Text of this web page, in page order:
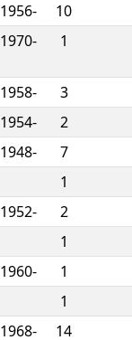
1956-
10
1970- 1
1958-
3
1954-
2
1948-
7
1
1952-
2
1
1960-
1
1
1968-
14